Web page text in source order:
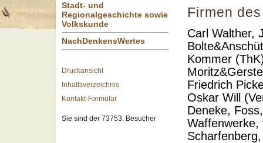
Stadt- und
Regionalgeschichte sowie
Volkskunde
NachDenkensWertes
Druckansicht
Inhaltsverzeichnis
Kontakt-Formular
Sie sind der 73753. Besucher
Firmen
Carl Walther,
Kommer
Friedrich
Oskar Will
Deneke,